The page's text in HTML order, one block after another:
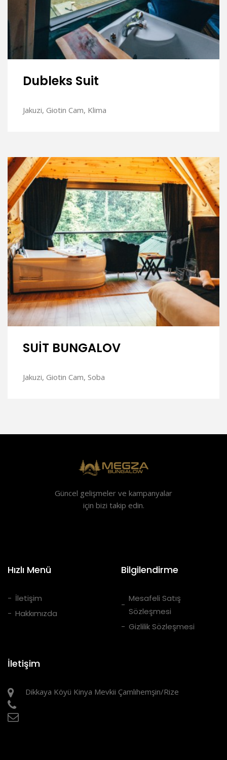
Dubleks Suit
Jakuzi, Giotin Cam, Klima
İNCELE
SUİT BUNGALOV
Jakuzi, Giotin Cam, Soba
Güncel gelişmeler ve kampanyalar
için bizi takip edin.
Hızlı Menü
İletişim
Hakkımızda
Bilgilendirme
Mesafeli Satış
Sözleşmesi
Gizlilik Sözleşmesi
İletişim
Dikkaya Köyü Kinya Mevkii Çamlıhemşin/Rize